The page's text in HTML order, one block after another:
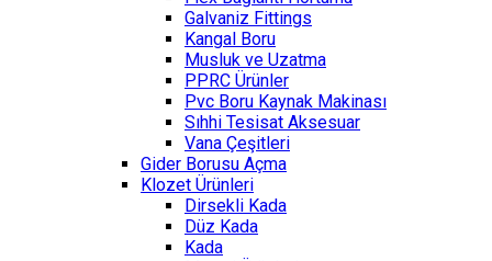
Galvaniz Fittings
Kangal Boru
Musluk ve Uzatma
PPRC Ürünler
Pvc Boru Kaynak Makinası
Sıhhi Tesisat Aksesuar
Vana Çeşitleri
Gider Borusu Açma
Klozet Ürünleri
Dirsekli Kada
Düz Kada
Kada